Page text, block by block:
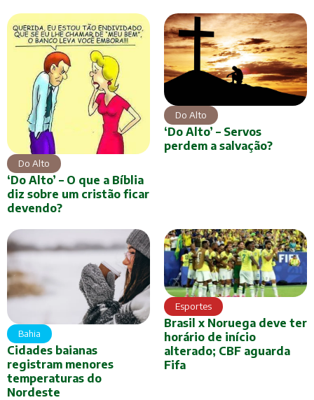
Do Alto
‘Do Alto’ – O que a Bíblia
diz sobre um cristão ficar
devendo?
Do Alto
‘Do Alto’ – Servos
perdem a salvação?
Bahia
Cidades baianas
registram menores
temperaturas do
Nordeste
Esportes
Brasil x Noruega deve ter
horário de início
alterado; CBF aguarda
Fifa